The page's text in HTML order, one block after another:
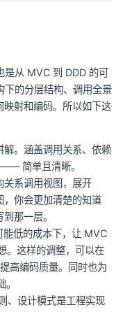
是从 MVC 到 DDD 的可
下的分层结构、调用全景
射和编码。所以如下这
。涵盖调用关系、依赖
简单且清晰。
关系调用视图，展开
，你会更加清楚的知道
那一层。
低的成本下，让 MVC
。这样的调整，可以在
高编码质量。同时也为
、设计模式是工程实现